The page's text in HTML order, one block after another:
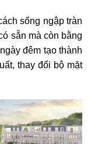
sống ngập tràn
sẵn mà còn bằng
đêm tạo thành
thay đổi bộ mặt